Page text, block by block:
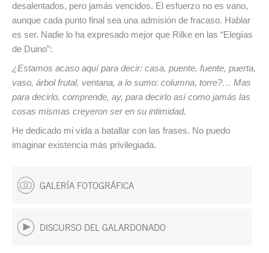
desalentados, pero jamás vencidos. El esfuerzo no es vano,
aunque cada punto final sea una admisión de fracaso. Hablar
es ser. Nadie lo ha expresado mejor que Rilke en las “Elegías
de Duino”:
¿Estamos acaso aquí para decir: casa, puente, fuente, puerta,
vaso, árbol frutal, ventana, a lo sumo: columna, torre?… Mas
para decirlo, comprende, ay, para decirlo así como jamás las
cosas mismas creyeron ser en su intimidad.
He dedicado mi vida a batallar con las frases. No puedo
imaginar existencia más privilegiada.
GALERÍA FOTOGRÁFICA
DISCURSO DEL GALARDONADO